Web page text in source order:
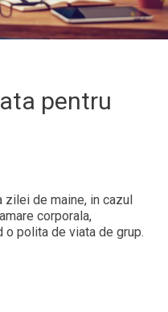
pentru
de maine, in cazul
corporala,
o polita de viata de grup.